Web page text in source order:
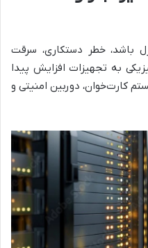
باشد، خطر دستکاری، سرقت
به تجهیزات افزایش پیدا
کارت‌خوان، دوربین امنیتی و